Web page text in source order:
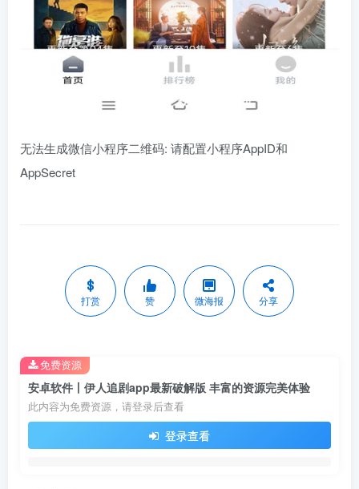
无法生成微信小程序二维码: 请配置小程序AppID和
AppSecret
打赏 赞 微海报 分享
安卓软件丨伊人追剧app最新破解版 丰富的资源完美体验
此内容为免费资源，请登录后查看
登录查看
免费资源